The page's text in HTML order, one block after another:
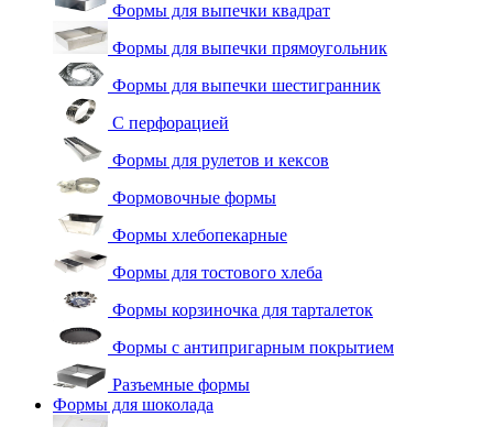
Формы для выпечки квадрат
Формы для выпечки прямоугольник
Формы для выпечки шестигранник
С перфорацией
Формы для рулетов и кексов
Формовочные формы
Формы хлебопекарные
Формы для тостового хлеба
Формы корзиночка для тарталеток
Формы с антипригарным покрытием
Разъемные формы
Формы для шоколада